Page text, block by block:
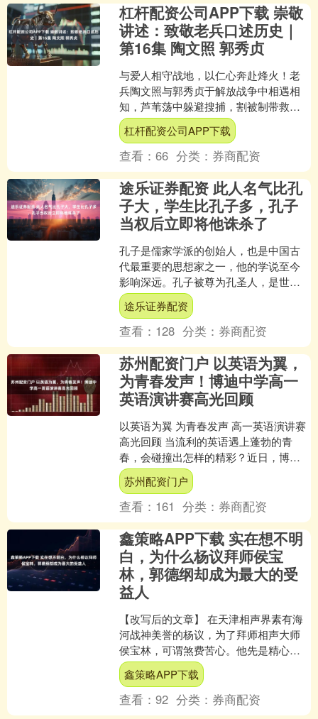
杠杆配资公司APP下载 崇敬
讲述：致敬老兵口述历史｜
第16集 陶文照 郭秀贞
与爱人相守战地，以仁心奔赴烽火！老
兵陶文照与郭秀贞于解放战争中相遇相
知，芦苇荡中躲避搜捕，割被制带救治
伤员，以并肩身影守护战地生命，也在
烽火岁月里坚定了相伴一生....
杠杆配资公司APP下载
查看：66 分类： 券商配资
途乐证券配资 此人名气比孔
子大，学生比孔子多，孔子
当权后立即将他诛杀了
孔子是儒家学派的创始人，也是中国古
代最重要的思想家之一，他的学说至今
影响深远。孔子被尊为孔圣人，是世界
十大文化名人中的领军人物。他不仅在
学术上造诣深厚，还担任过....
途乐证券配资
查看： 128 分类： 券商配资
苏州配资门户 以英语为翼，
为青春发声！博迪中学高一
英语演讲赛高光回顾
以英语为翼 为青春发声 高一英语演讲赛
高光回顾 当流利的英语遇上蓬勃的青
春，会碰撞出怎样的精彩？近日，博迪
中学高一年级英语演讲决赛圆满落幕。
现在，就让我们一起回....
苏州配资门户
查看： 161 分类： 券商配资
鑫策略APP下载 实在想不明
白，为什么杨议拜师侯宝
林，郭德纲却成为最大的受
益人
【改写后的文章】 在天津相声界素有海
河战神美誉的杨议，为了拜师相声大师
侯宝林，可谓煞费苦心。他先是精心挑
选了两条渤海湾特产的鳎目鱼，这种肉
质鲜美的海鱼在京津地区....
鑫策略APP下载
查看：92 分类： 券商配资